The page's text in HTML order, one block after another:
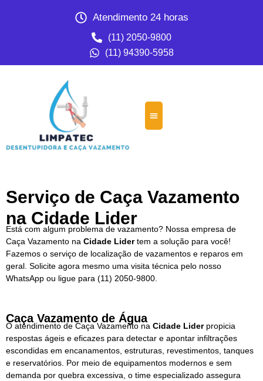
Atendimento 24 horas
(11) 2050-9800
(11) 94390-5958
Serviço de Caça Vazamento
na Cidade Lider
Está com algum problema de vazamento? Nossa empresa de
Caça Vazamento na Cidade Lidertem a solução para você!
Fazemos o serviço de localização de vazamentos e reparos em
geral. Solicite agora mesmo uma visita técnica pelo nosso
WhatsApp ou ligue para (11) 2050-9800.
Caça Vazamento de Água
O atendimento de Caça Vazamento na Cidade Lider propicia
respostas ágeis e eficazes para detectar e apontar infiltrações
escondidas em encanamentos, estruturas, revestimentos, tanques
e reservatórios. Por meio de equipamentos modernos e sem
demanda por quebra excessiva, o time especializado assegura